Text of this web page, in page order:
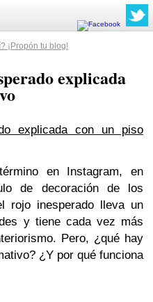
¡Propón tu blog!
explicada
explicada con un piso
en Instagram, en
de decoración de los
rojo inesperado lleva un
y tiene cada vez más
Pero, ¿qué hay
¿Y por qué funciona